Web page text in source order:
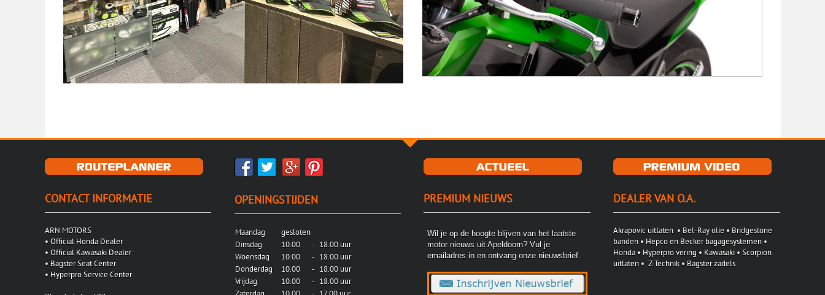
CONTACT INFORMATIE
ARN MOTORS
• Official Honda Dealer
• Official Kawasaki Dealer
• Bagster Seat Center
• Hyperpro Service Center
OPENINGSTIJDEN
Maandag
gesloten
Dinsdag
10.00 - 18.00 uur
Woensdag
10.00 - 18.00 uur
Donderdag
10.00 - 18.00 uur
Vrijdag
10.00 - 18.00 uur
PREMIUM NIEUWS
Wil je op de hoogte blijven van het laatste
motor nieuws uit Apeldoorn? Vul je
emailadres in en ontvang onze nieuwsbrief.
DEALER VAN O.A.
Akrapovic uitlaten • Bel-Ray olie • Bridgestone
banden • Hepco en Becker bagagesystemen •
Honda • Hyperpro vering • Kawasaki •Scorpion
uitlaten •Z-Technik • Bagster zadels